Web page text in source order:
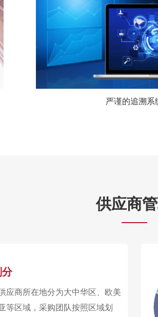
严谨的追溯系
供应商
应商所在地分为大中华区、欧美
等区域，采购团队按照区域划